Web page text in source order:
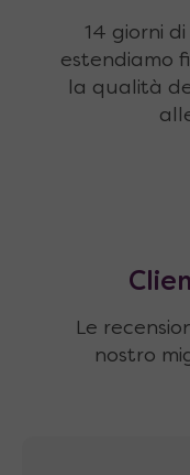
14 giorni
estendiamo
la qualità
Le
nostro